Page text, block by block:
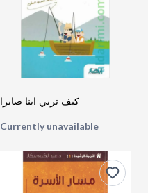
كيف تربي ابنا صابرا
Currently unavailable